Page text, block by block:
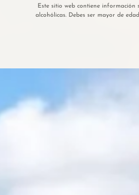
Este sitio web contiene información
alcohólicas. Debes ser mayor de